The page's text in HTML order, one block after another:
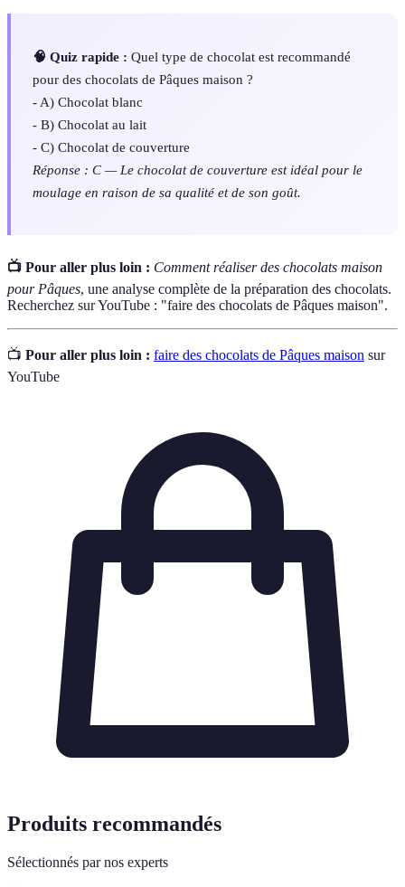
🧠 Quiz rapide : Quel type de chocolat est recommandé
pour des chocolats de Pâques maison ?
- A) Chocolat blanc
- B) Chocolat au lait
- C) Chocolat de couverture
Réponse : C — Le chocolat de couverture est idéal pour le
moulage en raison de sa qualité et de son goût.
📺 Pour aller plus loin : Comment réaliser des chocolats maison
pour Pâques, une analyse complète de la préparation des chocolats.
Recherchez sur YouTube : "faire des chocolats de Pâques maison".
📺 Pour aller plus loin : faire des chocolats de Pâques maison sur
YouTube
Produits recommandés
Sélectionnés par nos experts